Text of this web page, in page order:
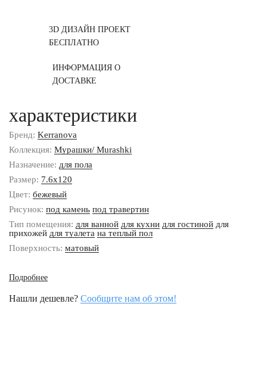
3D ДИЗАЙН ПРОЕКТ
БЕСПЛАТНО
ИНФОРМАЦИЯ О
ДОСТАВКЕ
характеристики
Бренд: Kerranova
Коллекция: Мурашки/ Murashki
Назначение: для пола
Размер: 7.6x120
Цвет: бежевый
Рисунок: под камень под травертин
Тип помещения: для ванной для кухни для гостиной для
прихожей для туалета на теплый пол
Поверхность: матовый
Подробнее
Нашли дешевле? Сообщите нам об этом!